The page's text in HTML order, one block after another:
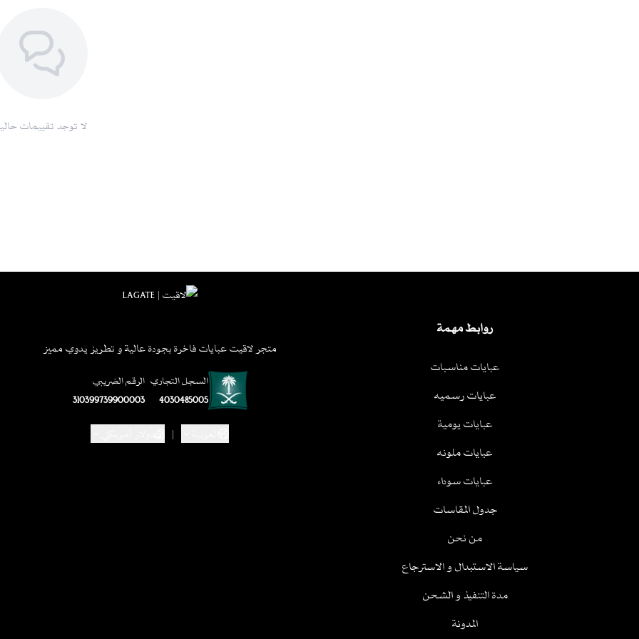
مزايا الشراء من متجر لاقيت
تصاميم راقية وجودة عالية :نوفر لكِ
خدمة شحن موثوقة
سياسة استبدال واسترجاع مرنة :وفقًالا توجد تقييمات
روابط مهمة
عبايات مناسبات
عبايات رسميه
عبايات يومية
عبايات ملونه
عبايات سوداء
جدول المقاسات
من نحن
سياسة الاستبدال و الاسترجاع
مدة التنفيذ و الشحن
المدونة
متجر لاقيت عبايات فاخرة بجودة عالية و تطريز يدوي مميز
السجل التجاري
4030485005
الرقم الضريبي
310399739900003
|